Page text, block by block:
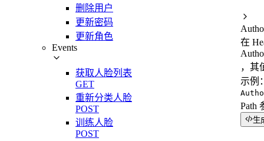
删除用户
更新密码
更新角色
Events
获取人脸列表
GET
重新分类人脸
POST
训练人脸
POST
在
，其
示例
Path
生